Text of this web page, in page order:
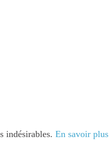
indésirables. En savoir